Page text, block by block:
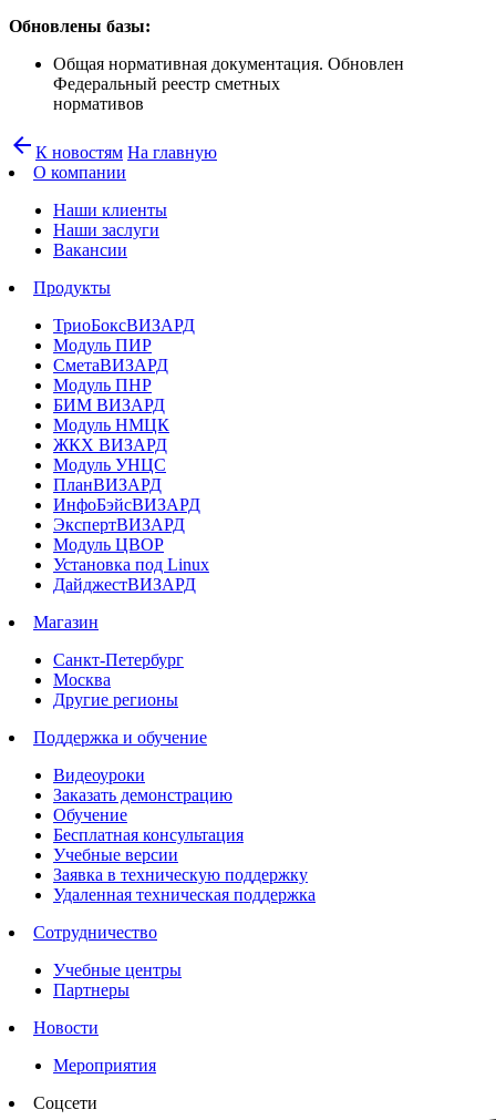
Обновлены базы:
Общая нормативная документация. Обновлен
Федеральный реестр сметных
нормативов
arrow_back К новостям На главную
О компании
Наши клиенты
Наши заслуги
Вакансии
Продукты
ТриоБоксВИЗАРД
Модуль ПИР
СметаВИЗАРД
Модуль ПНР
БИМ ВИЗАРД
Модуль НМЦК
ЖКХ ВИЗАРД
Модуль УНЦС
ПланВИЗАРД
ИнфоБэйсВИЗАРД
ЭкспертВИЗАРД
Модуль ЦВОР
Установка под Linux
ДайджестВИЗАРД
Магазин
Санкт-Петербург
Москва
Другие регионы
Поддержка и обучение
Видеоуроки
Заказать демонстрацию
Обучение
Бесплатная консультация
Учебные версии
Заявка в техническую поддержку
Удаленная техническая поддержка
Сотрудничество
Учебные центры
Партнеры
Новости
Мероприятия
Соцсети